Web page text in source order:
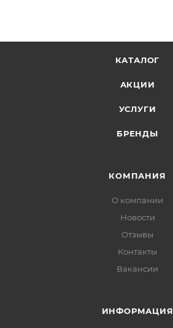
КАТАЛОГ
АКЦИИ
УСЛУГИ
БРЕНДЫ
КОМПАНИЯ
О компании
Новости
Отзывы
Контакты
Вакансии
ИНФОРМАЦИЯ